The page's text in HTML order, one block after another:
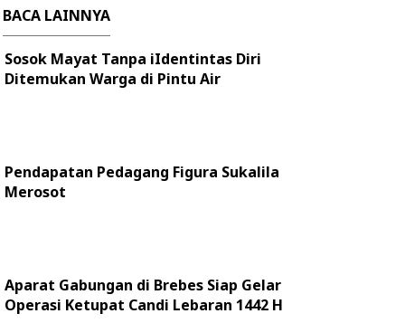
BACA LAINNYA
Sosok Mayat Tanpa iIdentintas Diri
Ditemukan Warga di Pintu Air
Pendapatan Pedagang Figura Sukalila
Merosot
Aparat Gabungan di Brebes Siap Gelar
Operasi Ketupat Candi Lebaran 1442 H